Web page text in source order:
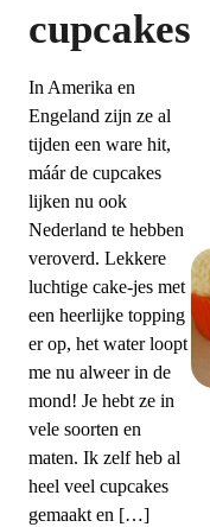
cupcakes
In Amerika en
Engeland zijn ze al
tijden een ware hit,
máár de cupcakes
lijken nu ook
Nederland te hebben
veroverd. Lekkere
luchtige cake-jes met
een heerlijke topping
er op, het water loopt
me nu alweer in de
mond! Je hebt ze in
vele soorten en
maten. Ik zelf heb al
heel veel cupcakes
gemaakt en […]